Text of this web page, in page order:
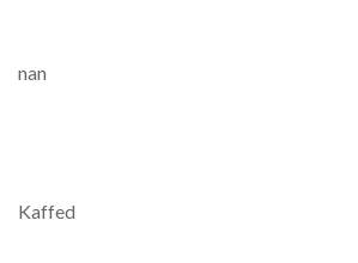
nan
Kaffed